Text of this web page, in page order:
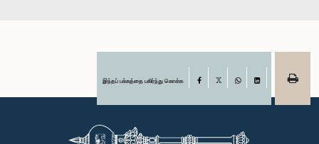
இந்தப் பக்கத்தை பகிர்ந்து கொள்க Facebook